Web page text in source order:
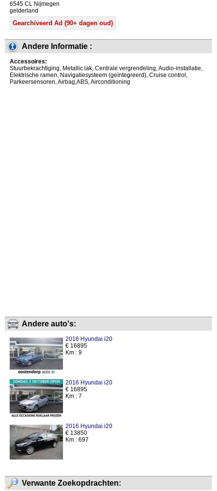
6545 CL Nijmegen
gelderland
Gearchiveerd Ad (90+ dagen oud)
Andere Informatie :
Accessoires:
Stuurbekrachtiging, Metallic lak, Centrale vergrendeling, Audio-installatie,
Elektrische ramen, Navigatiesysteem (geïntegreerd), Cruise control,
Parkeersensoren, Airbag,ABS, Airconditioning
Andere auto's:
2016 Hyundai i20
€ 16895
Km : 9
2016 Hyundai i20
€ 16895
Km : 7
2016 Hyundai i20
€ 13850
Km : 697
Verwante Zoekopdrachten: